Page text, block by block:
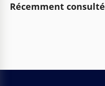
Récemment consulté